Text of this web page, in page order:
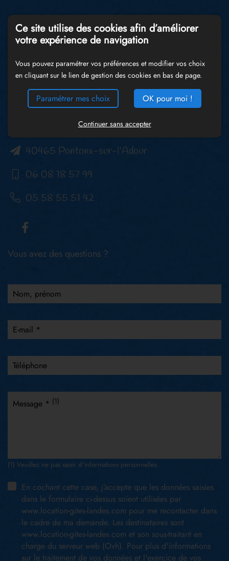
Plus d’informations ?
40465 Pontonx-sur-l'Adour
06 08 18 57 99
05 58 55 51 42
Vous avez des questions ?
Nom, prénom
E-mail *
Téléphone
Message * (1)
(1) Veuillez ne pas saisir d'informations personnelles.
En cochant cette case, j’accepte que les données saisies
dans le formulaire ci-dessus soient utilisées par
www.location-gites-landes.com pour me recontacter dans
le cadre de ma demande. Les destinataires sont
www.location-gites-landes.com et son sous-traitant en
charge du serveur web (Ovh). Pour plus d'informations
sur le traitement de vos données et l'exercice de vos
Ce site utilise des cookies afin d’améliorer
votre expérience de navigation
Vous pouvez paramétrer vos préférences et modifier vos choix
en cliquant sur le lien de gestion des cookies en bas de page.
Paramétrer mes choix OK pour moi !
Continuer sans accepter